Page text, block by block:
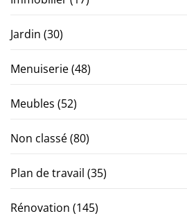
Jardin (30)
Menuiserie(48)
Meubles (52)
Non classé(80)
Plan de travail (35)
Rénovation (145)